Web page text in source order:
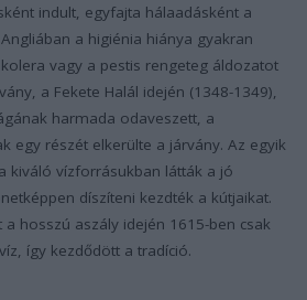
indult, egyfajta hálaadásként a
a higiénia hiánya gyakran
vagy a pestis rengeteg áldozatot
a Fekete Halál idején (1348-1349),
harmada odaveszett, a
egy részét elkerülte a járvány. Az egyik
kiváló vízforrásukban látták a jó
díszíteni kezdték a kútjaikat.
hosszú aszály idején 1615-ben csak
így kezdődött a tradíció.